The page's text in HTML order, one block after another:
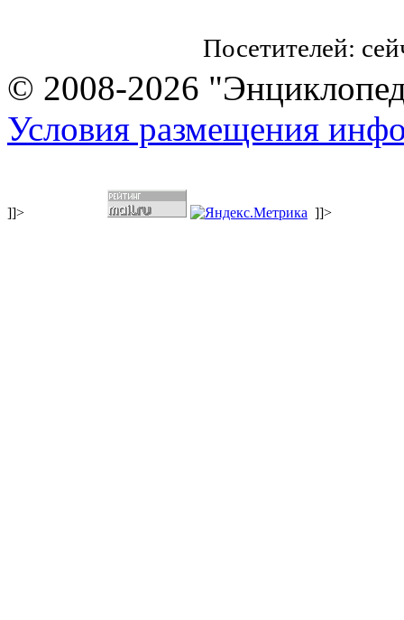
Посетителей:
© 2008-2026
Условия размещения
]]> ]]>